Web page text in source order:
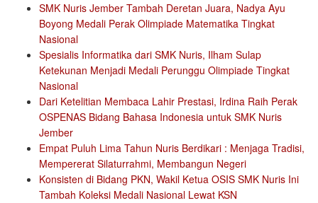
SMK Nuris Jember Tambah Deretan Juara, Nadya Ayu
Boyong Medali Perak Olimpiade Matematika Tingkat
Nasional
Spesialis Informatika dari SMK Nuris, Ilham Sulap
Ketekunan Menjadi Medali Perunggu Olimpiade Tingkat
Nasional
Dari Ketelitian Membaca Lahir Prestasi, Irdina Raih Perak
OSPENAS Bidang Bahasa Indonesia untuk SMK Nuris
Jember
Empat Puluh Lima Tahun Nuris Berdikari : Menjaga Tradisi,
Mempererat Silaturrahmi, Membangun Negeri
Konsisten di Bidang PKN, Wakil Ketua OSIS SMK Nuris Ini
Tambah Koleksi Medali Nasional Lewat KSN